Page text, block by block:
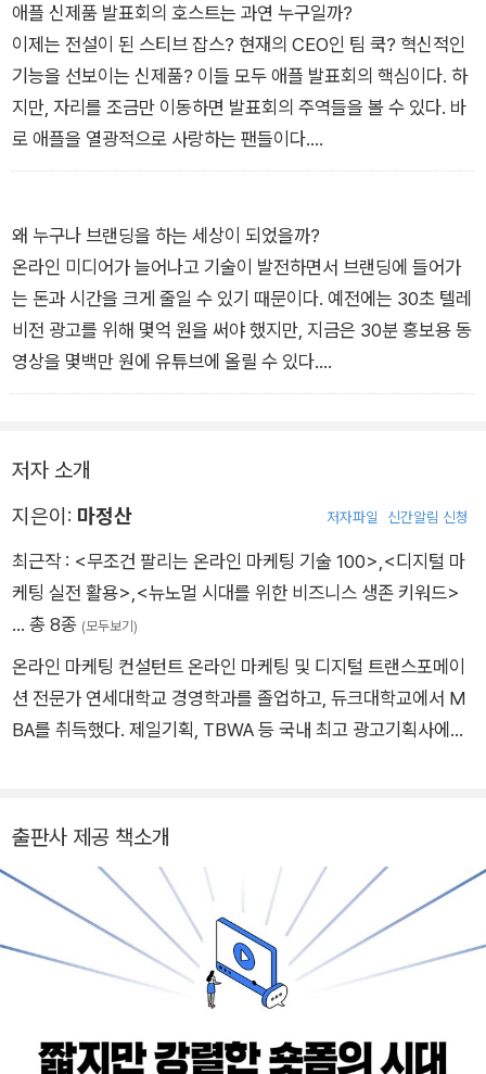
애플 신제품 발표회의 호스트는 과연 누구일까?
이제는 전설이 된 스티브 잡스? 현재의 CEO인 팀 쿡? 혁신적인
기능을 선보이는 신제품? 이들 모두 애플 발표회의 핵심이다. 하
지만, 자리를 조금만 이동하면 발표회의 주역들을 볼 수 있다. 바
로 애플을 열광적으로 사랑하는 팬들이다.
_ <온라인 마케팅 기술 042> 애플이 신제품 발표회를 생중계하
왜 누구나 브랜딩을 하는 세상이 되었을까?
온라인 미디어가 늘어나고 기술이 발전하면서 브랜딩에 들어가
는 돈과 시간을 크게 줄일 수 있기 때문이다. 예전에는 30초 텔레
비전 광고를 위해 몇억 원을 써야 했지만, 지금은 30분 홍보용 동
영상을 몇백만 원에 유튜브에 올릴 수 있다.
_ <온라인 마케팅 기술 043> 요즘 세상에 브랜딩은 선택이 아
저자 소개
지은이: 마정산 저자파일 신간알림 신청
최근작 : <무조건 팔리는 온라인 마케팅 기술 100>,<디지털 마
케팅 실전 활용>,<뉴노멀 시대를 위한 비즈니스 생존 키워드>
… 총 8종 (모두보기)
온라인 마케팅 컨설턴트 온라인 마케팅 및 디지털 트랜스포메이
션 전문가 연세대학교 경영학과를 졸업하고, 듀크대학교에서 M
BA를 취득했다. 제일기획, TBWA 등 국내 최고 광고기획사에서
내며 잔뼈가 굵은 마케팅 고수다. 온라인 마케팅의 가능성과 영향
해 왔다. 현재도 연세대학교, 국내 대기업, 지자체 등에서 꾸준히
강의 및 컨설팅 프로젝트를 수행하고 있다. 온라인 마케팅의 핵심
은 ‘소비자에 대한 통찰력’이라고 믿으며 ‘무조건 팔리는 마케팅
기술’을 개발, 전파하고 있다.
출판사 제공 책소개